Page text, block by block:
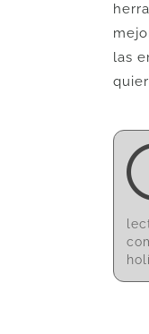
las